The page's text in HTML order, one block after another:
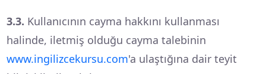
3.3. Kullanıcının cayma hakkını kullanması
halinde, iletmiş olduğu cayma talebinin
www.ingilizcekursu.com'a ulaştığına dair teyit